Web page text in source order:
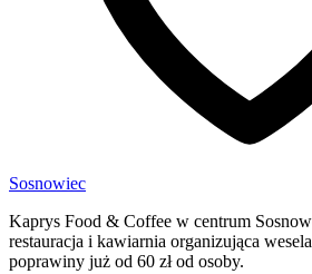
Sosnowiec
Kaprys Food & Coffee w centrum
restauracja i kawiarnia organizująca
poprawiny już od 60 zł od osoby.